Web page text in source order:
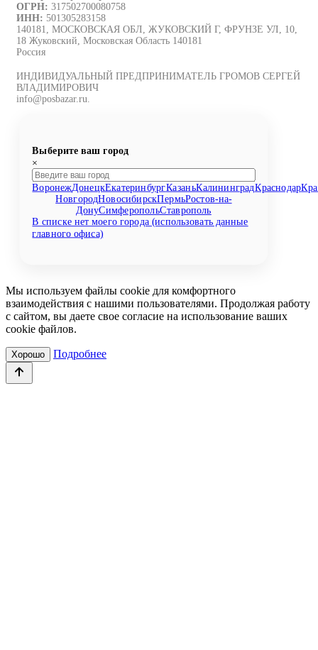
ОГРН: 317502700080758
ИНН: 501305283158
140181, МОСКОВСКАЯ ОБЛ, ЖУКОВСКИЙ Г, ФРУНЗЕ УЛ, 10,
18 Жуковский, Московская Область 140181
Россия
ИНДИВИДУАЛЬНЫЙ ПРЕДПРИНИМАТЕЛЬ ГРОМОВ СЕРГЕЙ
ВЛАДИМИРОВИЧ
info@posbazar.ru.
Выберите ваш город
×
ВоронежДонецкЕкатеринбургКазаньКалининградКраснодар
НовгородНовосибирскПермьРостов-на-
ДонуСимферопольСтаврополь
В списке нет моего города (использовать данные
главного офиса)
Мы используем файлы cookie для комфортного
взаимодействия с нашими пользователями. Продолжая работу
с сайтом, вы даете свое согласие на использование ваших
cookie файлов.
Хорошо Подробнее